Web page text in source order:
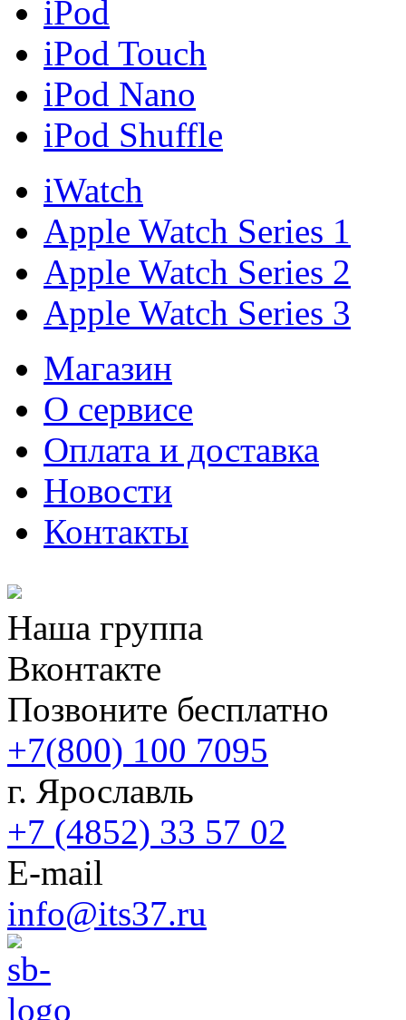
iPod
iPod Touch
iPod Nano
iPod Shuffle
iWatch
Apple Watch Series 1
Apple Watch Series 2
Apple Watch Series 3
Магазин
О cервисе
Оплата и доставка
Новости
Контакты
Наша группа
Вконтакте
Позвоните бесплатно
+7(800) 100 7095
г. Ярославль
+7 (4852) 33 57 02
E-mail
info@its37.ru